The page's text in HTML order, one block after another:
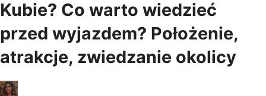
Kubie? Co warto wiedzieć
przed wyjazdem? Położenie,
atrakcje, zwiedzanie okolicy